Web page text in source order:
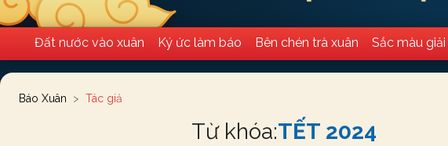
Đất nước vào xuân Ký ức làm báo Bên chén trà xuân Sắc màu
Báo Xuân Tác giả
Từ khóa:TẾT 2024